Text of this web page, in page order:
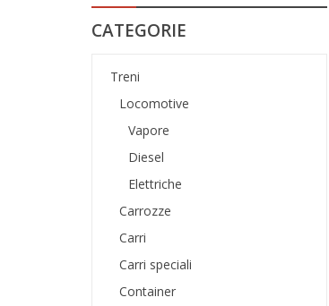
CATEGORIE
Treni
Locomotive
Vapore
Diesel
Elettriche
Carrozze
Carri
Carri speciali
Container